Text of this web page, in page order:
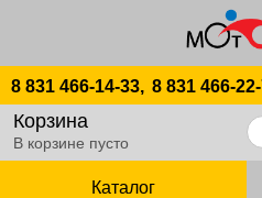
8 831 466-14-33, 8 831 466-
Корзина
В корзине пусто
Каталог